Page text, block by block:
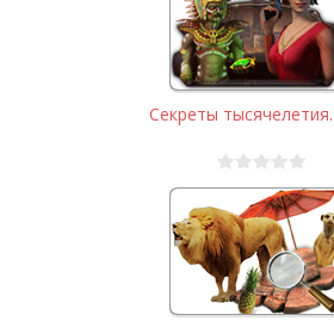
Секреты